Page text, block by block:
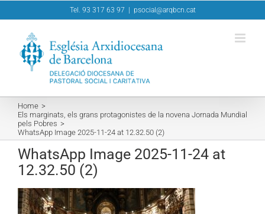
to
Tel. 93 317 63 97 psocial@arqbcn.cat
Home
Els marginats, els grans protagonistes de la novena Jornada Mundial
pels Pobres
WhatsApp Image 2025-11-24 at 12.32.50 (2)
WhatsApp Image 2025-11-24 at
12.32.50 (2)